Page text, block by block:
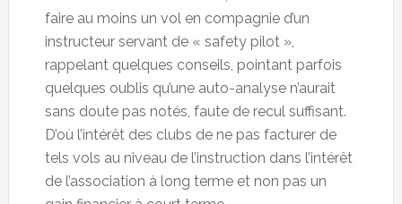
faire au moins un vol en compagnie d’un
instructeur servant de « safety pilot »,
rappelant quelques conseils, pointant parfois
quelques oublis qu’une auto-analyse n’aurait
sans doute pas notés, faute de recul suffisant.
D’où l’intérêt des clubs de ne pas facturer de
tels vols au niveau de l’instruction dans l’intérêt
de l’association à long terme et non pas un